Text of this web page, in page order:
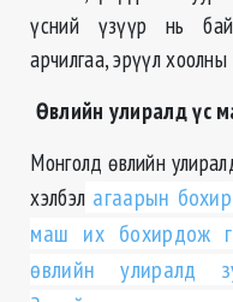
үсний үзүүр нь
арчилгаа, эрүүл хоолны
Өвлийн улиралд үс
Монголд өвлийн
хэлбэл агаарын
маш их бохирдож
өвлийн улиралд